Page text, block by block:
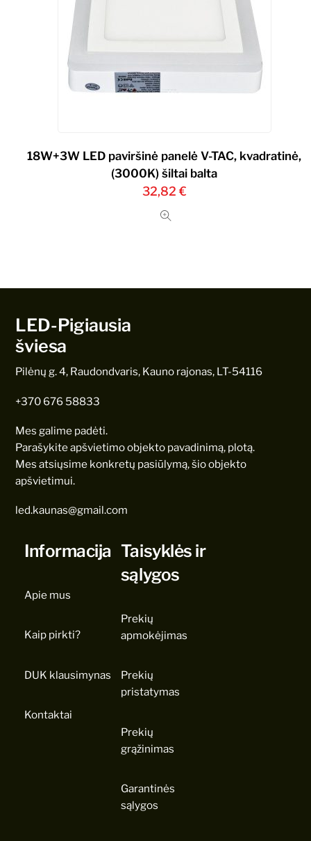
18W+3W LED paviršinė panelė V-TAC, kvadratinė,
(3000K) šiltai balta
32,82 €
LED-Pigiausia
šviesa
Pilėnų g. 4, Raudondvaris, Kauno rajonas, LT-54116
+370 676 58833
Mes galime padėti.
Parašykite apšvietimo objekto pavadinimą, plotą.
Mes atsiųsime konkretų pasiūlymą, šio objekto
apšvietimui.
led.kaunas@gmail.com
Informacija
Apie mus
Kaip pirkti?
DUK klausimynas
Kontaktai
Taisyklės ir
sąlygos
Prekių
apmokėjimas
Prekių
pristatymas
Prekių
grąžinimas
Garantinės
sąlygos